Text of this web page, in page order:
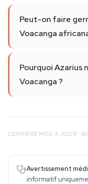
Peut-on faire
Voacanga
Pourquoi Azarius
Voacanga ?
DERNIÈRE MISE À JOUR :
Avertissement
informatif